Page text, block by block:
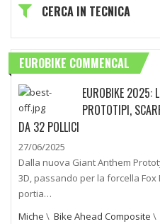
CERCA IN TECNICA
EUROBIKE COMMENCAL
EUROBIKE 2025:
PROTOTIPI,
DA 32 POLLICI
27/06/2025
Dalla nuova Giant Anthem
3D, passando per la forcella Fox
portia…
Miche \ Bike Ahead Composite \